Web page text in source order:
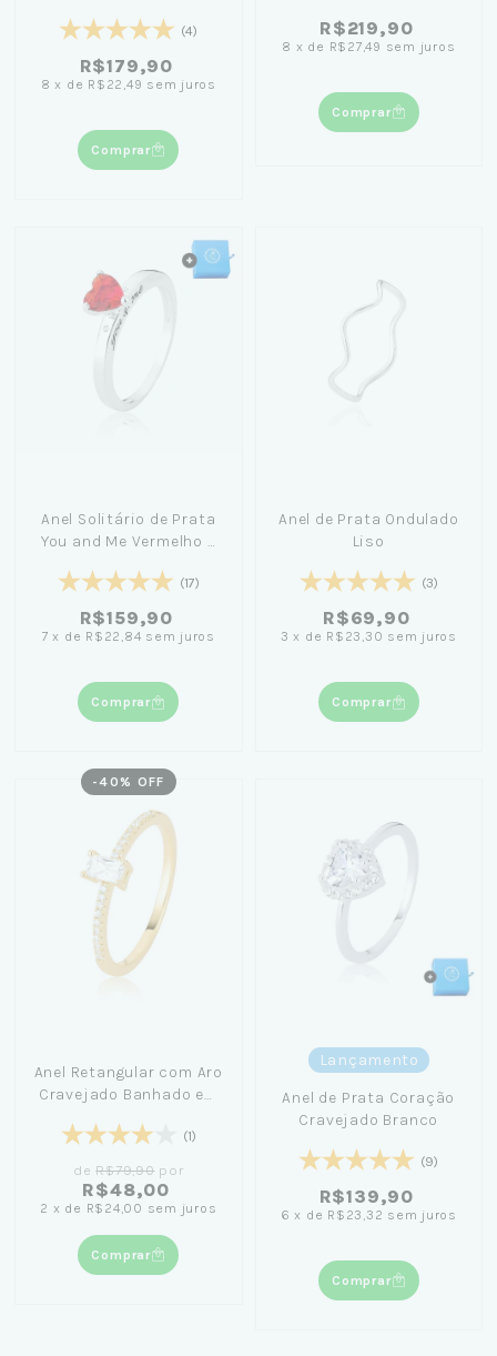
(4)
R$179,90
8 x de R$22,49 sem juros
Comprar
R$219,90
8 x de R$27,49 sem juros
Comprar
Anel Solitário de Prata
You and Me Vermelho +
Céu de Prata (17)
R$159,90
7 x de R$22,84 sem juros
Comprar
Anel de Prata Ondulado
Liso
(3)
R$69,90
3 x de R$23,30 sem juros
Comprar
-40 % OFF
Anel Retangular com Aro
Cravejado Banhado em
(1)
deR$79,90por
R$48,00
2 x de R$24,00 sem juros
Comprar
Lançamento
Anel de Prata Coração
Cravejado Branco
(9)
R$139,90
6 x de R$23,32 sem juros
Comprar